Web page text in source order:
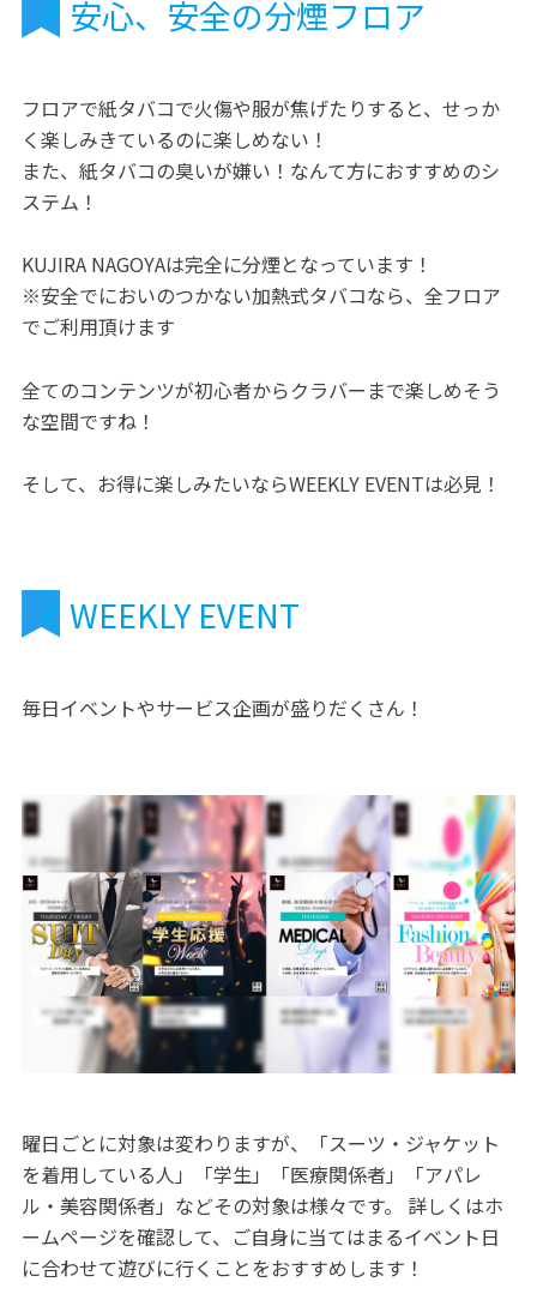
安心、安全の分煙フロア
フロアで紙タバコで火傷や服が焦げたりすると、せっか
く楽しみきているのに楽しめない！
また、紙タバコの臭いが嫌い！なんて方におすすめのシ
ステム！
KUJIRA NAGOYAは完全に分煙となっています！
※安全でにおいのつかない加熱式タバコなら、全フロア
でご利用頂けます
全てのコンテンツが初心者からクラバーまで楽しめそう
な空間ですね！
そして、お得に楽しみたいならWEEKLY EVENTは必見！
WEEKLY EVENT
毎日イベントやサービス企画が盛りだくさん！
曜日ごとに対象は変わりますが、「スーツ・ジャケット
を着用している人」「学生」「医療関係者」「アパレ
ル・美容関係者」などその対象は様々です。 詳しくはホ
ームページを確認して、ご自身に当てはまるイベント日
に合わせて遊びに行くことをおすすめします！